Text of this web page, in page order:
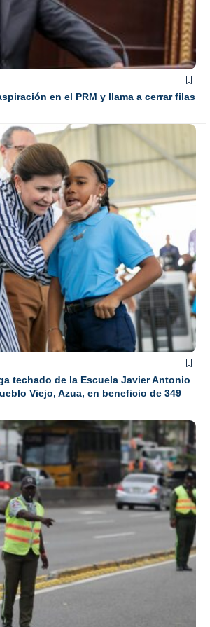
en el PRM y llama a cerrar filas
techado de la Escuela Javier Antonio
Viejo, Azua, en beneficio de 349